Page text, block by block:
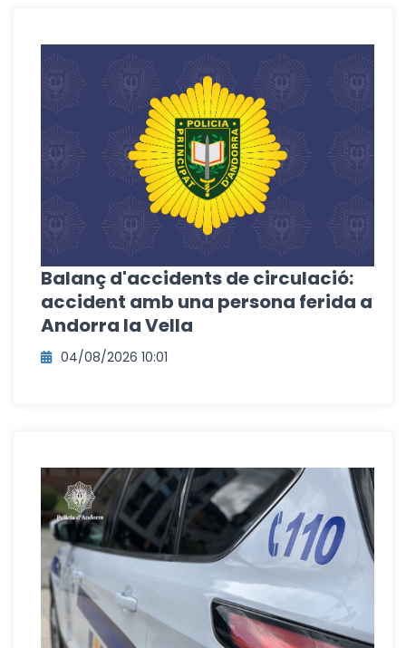
Balanç d'accidents de circulació:
accident amb una persona ferida a
Andorra la Vella
04/08/2026 10:01